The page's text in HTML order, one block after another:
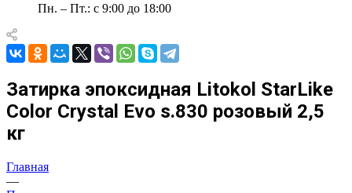
Пн. – Пт.: с 9:00 до 18:00
Затирка эпоксидная Litokol StarLike
Color Crystal Evo s.830 розовый 2,5
кг
Главная
—